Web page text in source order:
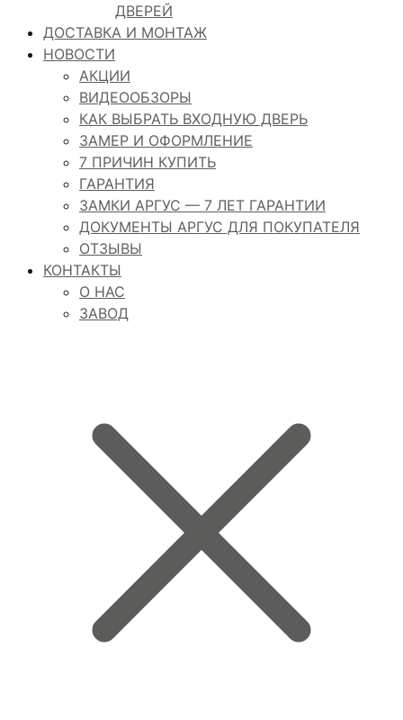
ДВЕРЕЙ
ДОСТАВКА И МОНТАЖ
НОВОСТИ
АКЦИИ
ВИДЕООБЗОРЫ
КАК ВЫБРАТЬ ВХОДНУЮ ДВЕРЬ
ЗАМЕР И ОФОРМЛЕНИЕ
7 ПРИЧИН КУПИТЬ
ГАРАНТИЯ
ЗАМКИ АРГУС — 7 ЛЕТ ГАРАНТИИ
ДОКУМЕНТЫ АРГУС ДЛЯ ПОКУПАТЕЛЯ
ОТЗЫВЫ
КОНТАКТЫ
О НАС
ЗАВОД